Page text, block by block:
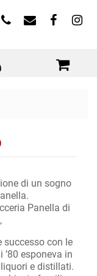
di un sogno
Panella di
successo con le
esponeva in
e distillati.